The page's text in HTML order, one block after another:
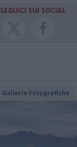
SEGUICI SUI SOCIAL
Gallerie Fotografiche